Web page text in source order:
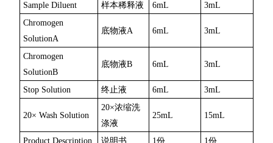
Sample Diluent 样本稀释液 6mL
3mL
Chromogen
SolutionA
底物液A 6mL 3mL
Chromogen
SolutionB
底物液B 6mL 3mL
Stop Solution 终止液 6mL 3mL
20× Wash Solution
20×浓缩洗
涤液
25mL 15mL
Product Description 说明书 1份
1份